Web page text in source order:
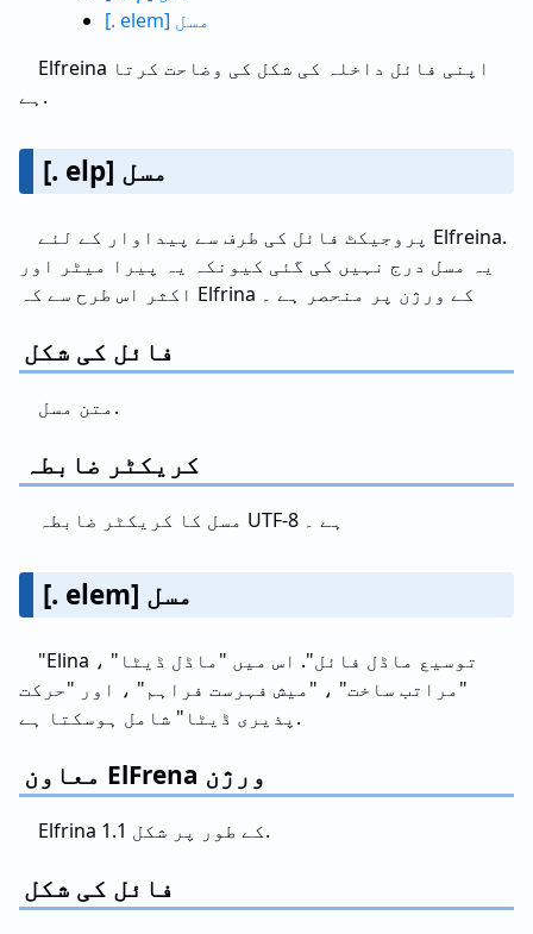
[. elem] مسل
Elfreina اپنی فائل داخلہ کی شکل کی وضاحت کرتا
ہے.
[. elp] مسل
پروجیکٹ فائل کی طرف سے پیداوار کے لئے Elfreina.
یہ مسل درج نہیں کی گئی کیونکہ یہ پیرا میٹر اور
اکثر اس طرح سے کہ Elfrina کے ورژن پر منحصر ہے ۔
فائل کی شکل
متن مسل.
کریکٹر ضابطہ
مسل کا کریکٹر ضابطہ UTF-8 ہے ۔
[. elem] مسل
"Elina توسیع ماڈل فائل". اس میں "ماڈل ڈیٹا" ،
"مراتب ساخت" ، "میش فہرست فراہم" ، اور "حرکت
پذیری ڈیٹا" شامل ہوسکتا ہے.
معاون ElFrena ورژن
Elfrina کے طور پر شکل 1.1.
فائل کی شکل